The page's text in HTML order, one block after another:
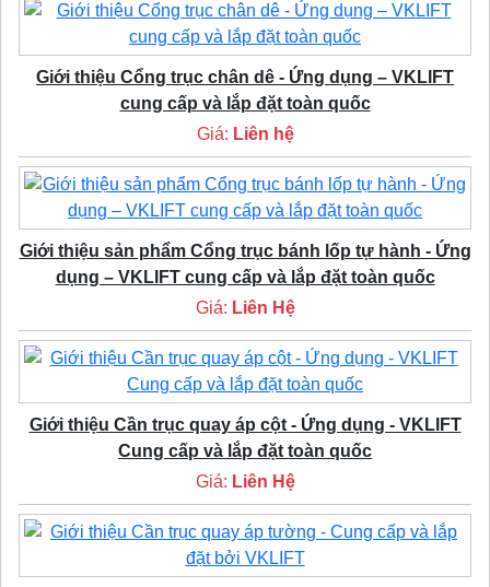
Giới thiệu Cổng trục chân dê - Ứng dụng – VKLIFT
cung cấp và lắp đặt toàn quốc
Giá: Liên hệ
Giới thiệu sản phẩm Cổng trục bánh lốp tự hành - Ứng
dụng – VKLIFT cung cấp và lắp đặt toàn quốc
Giá: Liên Hệ
Giới thiệu Cần trục quay áp cột - Ứng dụng - VKLIFT
Cung cấp và lắp đặt toàn quốc
Giá: Liên Hệ